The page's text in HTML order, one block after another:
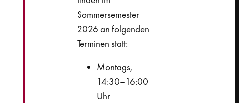
Sommersemester
2026 an folgenden
Terminen statt:
Montags,
14:30–16:00
Uhr